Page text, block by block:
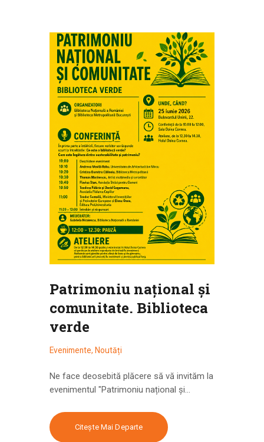
Patrimoniu național și
comunitate. Biblioteca
verde
Evenimente, Noutăți
Ne face deosebită plăcere să vă invităm la
evenimentul "Patrimoniu național și…
Citește Mai Departe